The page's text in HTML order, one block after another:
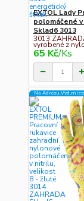
EXTOL Lady
polomáčené
Sklad6 3013
3013
vyrobené z
65 Kč/Ks
Na